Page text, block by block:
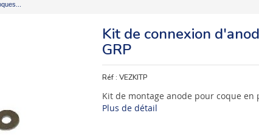
Kit de connexion
GRP
Réf :VEZKITP
Kit de montage anode pour coque en
Plus de détail